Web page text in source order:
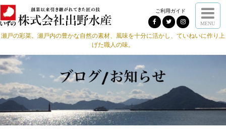
ご利用ガイド
MENU
瀬戸の彩菜。瀬戸内の豊かな自然の素材、風味を十分に活かし、ていねいに作り上
げた職人の味。